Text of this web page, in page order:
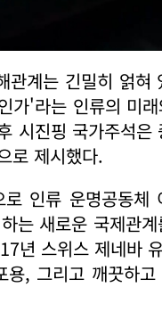
계는 긴밀히 얽혀
가'라는 인류의 미
시진핑 국가주석은
로 제시했다.
인류 운명공동체
는 새로운 국제관
년 스위스 제네바
, 그리고 깨끗하